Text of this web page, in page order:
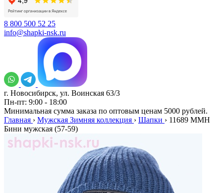
8 800 500 52 25
info@shapki-nsk.ru
г. Новосибирск, ул. Воинская 63/3
Пн-пт: 9:00 - 18:00
Минимальная сумма заказа по оптовым ценам 5000 рублей.
Главная › Мужская Зимняя коллекция › Шапки › 11689 MMH
Бини мужская (57-59)